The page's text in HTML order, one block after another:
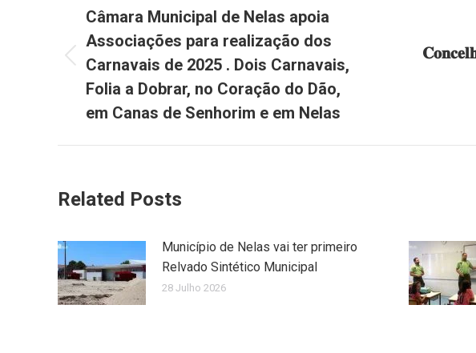
navigation
Previous
post:
Câmara Municipal de Nelas apoia
Associações para realização dos
Carnavais de 2025 . Dois Carnavais,
Folia a Dobrar, no Coração do Dão,
em Canas de Senhorim e em Nelas
Next
Related Posts
Município de Nelas vai ter primeiro
Relvado Sintético Municipal
28 Julho 2026